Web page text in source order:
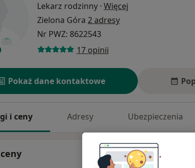
Lekarz rodzinny · Więcej
Zielona Góra 2 adresy
Nr PWZ: 8622543
17 opinii
Pokaż dane kontaktowe
i ceny Adresy Ubezpieczenia